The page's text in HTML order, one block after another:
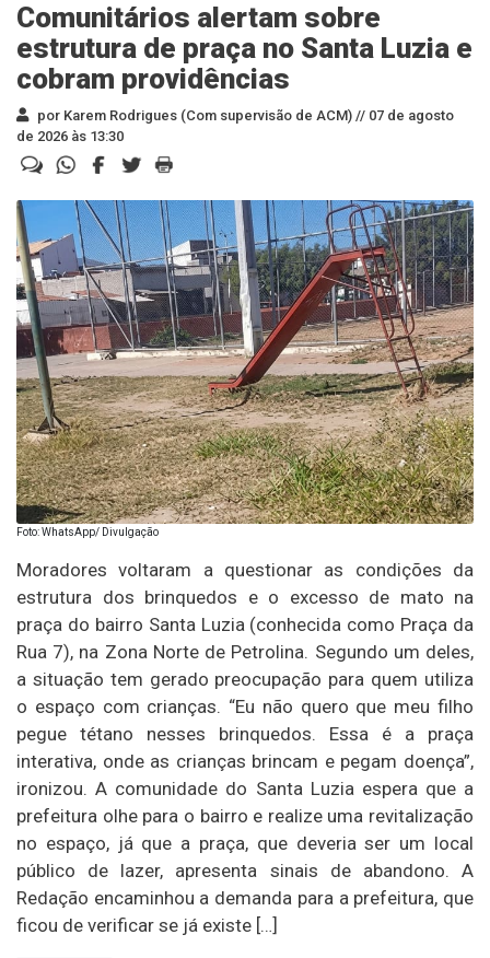
Comunitários alertam sobre
estrutura de praça no Santa Luzia e
cobram providências
por Karem Rodrigues (Com supervisão de ACM) // 07 de agosto
de 2026 às 13:30
Foto: WhatsApp/ Divulgação
Moradores voltaram a questionar as condições da
estrutura dos brinquedos e o excesso de mato na
praça do bairro Santa Luzia (conhecida como Praça da
Rua 7), na Zona Norte de Petrolina. Segundo um deles,
a situação tem gerado preocupação para quem utiliza
o espaço com crianças. “Eu não quero que meu filho
pegue tétano nesses brinquedos. Essa é a praça
interativa, onde as crianças brincam e pegam doença”,
ironizou. A comunidade do Santa Luzia espera que a
prefeitura olhe para o bairro e realize uma revitalização
no espaço, já que a praça, que deveria ser um local
público de lazer, apresenta sinais de abandono. A
Redação encaminhou a demanda para a prefeitura, que
ficou de verificar se já existe […]